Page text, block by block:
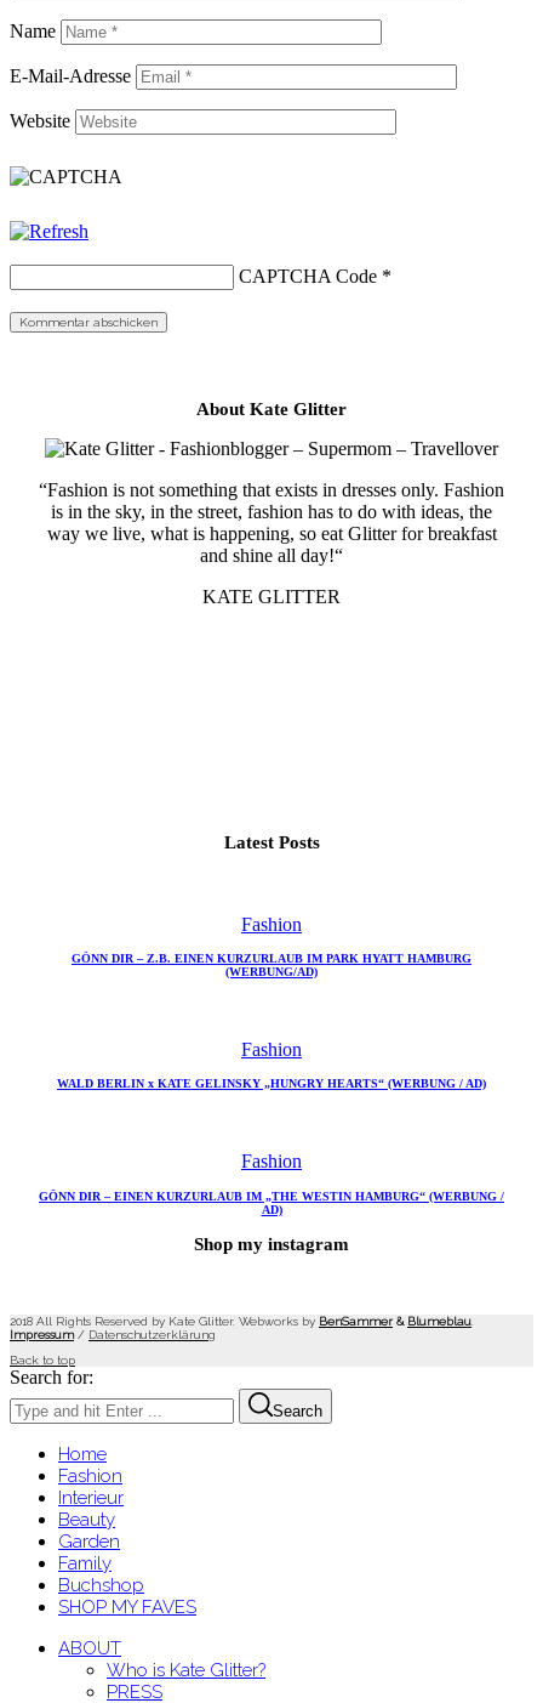
Name
E-Mail-Adresse
Website
CAPTCHA Code *
About Kate Glitter
“Fashion is not something that exists in dresses only. Fashion
is in the sky, in the street, fashion has to do with ideas, the
way we live, what is happening, so eat Glitter for breakfast
and shine all day!“
KATE GLITTER
Latest Posts
Fashion
GÖNN DIR – Z.B. EINEN KURZURLAUB IM PARK HYATT HAMBURG
(WERBUNG/AD)
Fashion
WALD BERLIN x KATE GELINSKY „HUNGRY HEARTS“ (WERBUNG / AD)
Fashion
GÖNN DIR – EINEN KURZURLAUB IM „THE WESTIN HAMBURG“ (WERBUNG /
AD)
Shop my instagram
2018 All Rights Reserved by Kate Glitter. Webworks by BenSammer & Blumeblau
Impressum/ Datenschutzerklärung
Back to top
Search for:
Search
Home
Fashion
Interieur
Beauty
Garden
Family
Buchshop
SHOP MY FAVES
ABOUT
Who is Kate Glitter?
PRESS